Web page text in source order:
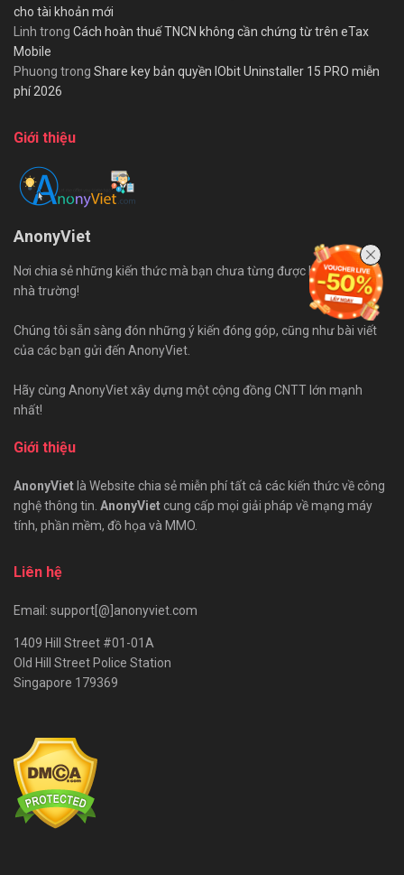
cho tài khoản mới
Linh trong Cách hoàn thuế TNCN không cần chứng từ trên eTax
Mobile
Phuong trong Share key bản quyền IObit Uninstaller 15 PRO miễn
phí 2026
Giới thiệu
AnonyViet
Nơi chia sẻ những kiến thức mà bạn chưa từng được học trên ghế
nhà trường!
Chúng tôi sẵn sàng đón những ý kiến đóng góp, cũng như bài viết
của các bạn gửi đến AnonyViet.
Hãy cùng AnonyViet xây dựng một cộng đồng CNTT lớn mạnh
nhất!
Giới thiệu
AnonyVietlà Website chia sẻ miễn phí tất cả các kiến thức về công
nghệ thông tin. AnonyViet cung cấp mọi giải pháp về mạng máy
tính, phần mềm, đồ họa và MMO.
Liên hệ
Email: support[@]anonyviet.com
1409 Hill Street #01-01A
Old Hill Street Police Station
Singapore 179369